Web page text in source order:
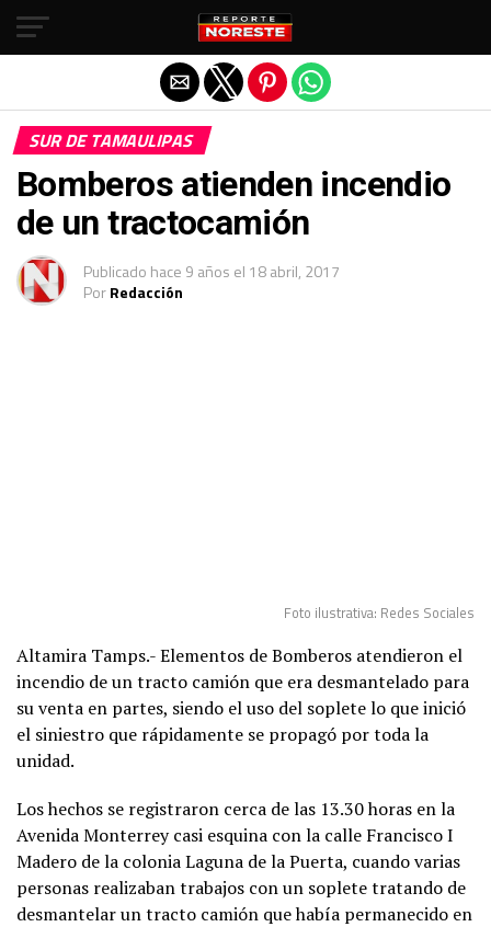
SUR DE TAMAULIPAS
Bomberos atienden incendio
de un tractocamión
Publicado hace 9 años el 18 abril, 2017
PorRedacción
Foto ilustrativa: Redes Sociales
Altamira Tamps.- Elementos de Bomberos atendieron el
incendio de un tracto camión que era desmantelado para
su venta en partes, siendo el uso del soplete lo que inició
el siniestro que rápidamente se propagó por toda la
unidad.
Los hechos se registraron cerca de las 13.30 horas en la
Avenida Monterrey casi esquina con la calle Francisco I
Madero de la colonia Laguna de la Puerta, cuando varias
personas realizaban trabajos con un soplete tratando de
desmantelar un tracto camión que había permanecido en
Salir de la versión móvil